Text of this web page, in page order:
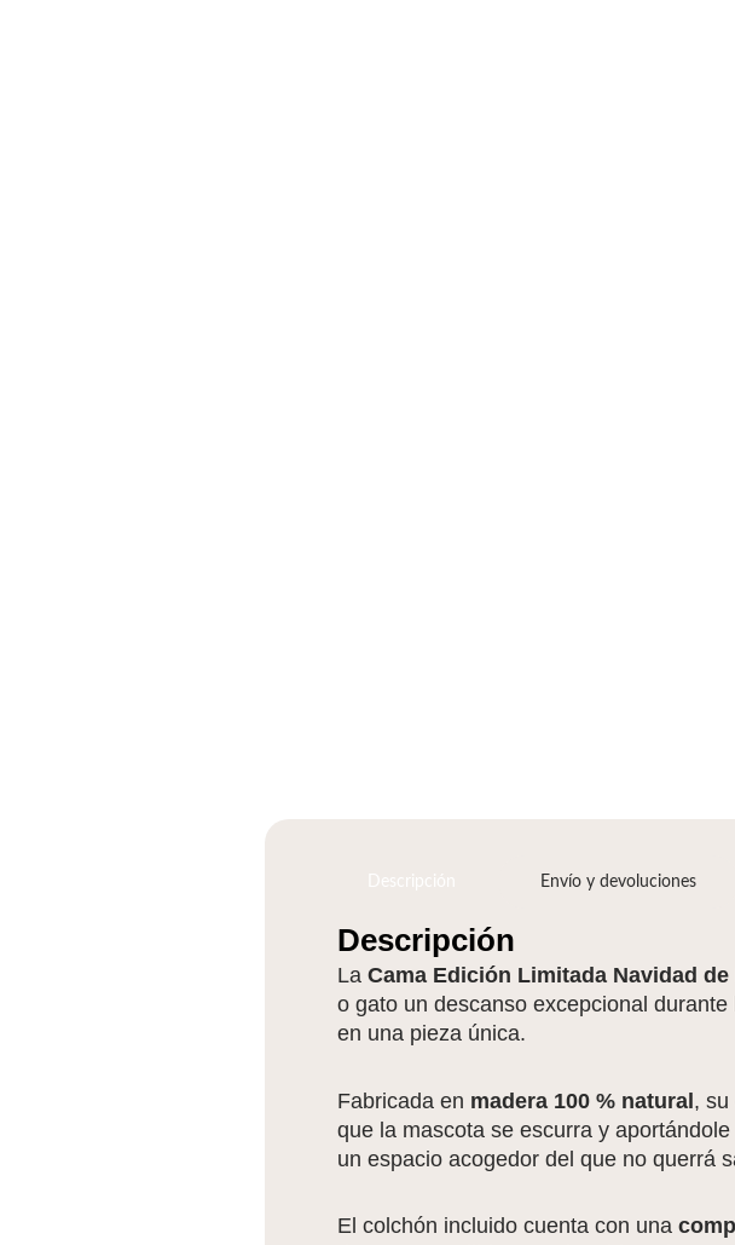
Descripción Envío y devoluciones
Descripción
La Cama Edición Limitada Navidad
o gato un descanso excepcional
en una pieza única.
Fabricada en madera 100 % natural, su
que la mascota se escurra y
un espacio acogedor del que no querrá
El colchón incluido cuenta con una